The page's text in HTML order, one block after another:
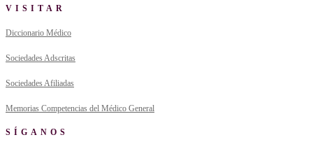
VISITAR
Diccionario Médico
Sociedades Adscritas
Sociedades Afiliadas
Memorias Competencias del Médico General
SÍGANOS